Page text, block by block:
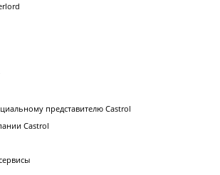
представителю Castrol
Castrol